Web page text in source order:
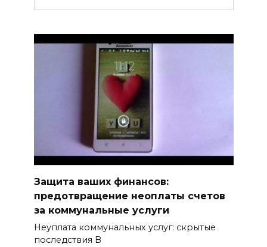
Защита ваших финансов:
предотвращение неоплаты счетов
за коммунальные услуги
Неуплата коммунальных услуг: скрытые
последствия В